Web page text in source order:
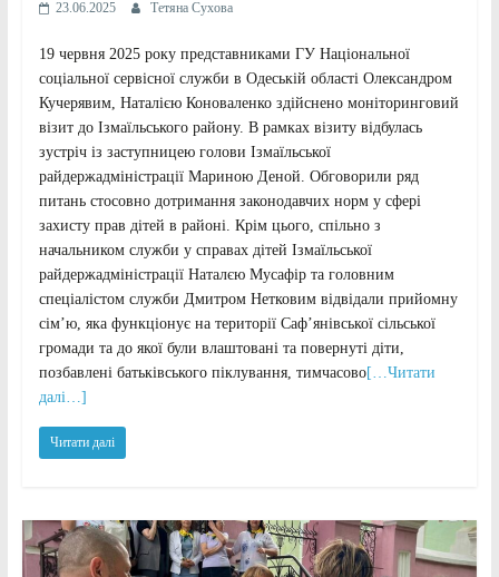
23.06.2025 Тетяна Сухова
19 червня 2025 року представниками ГУ Національної
соціальної сервісної служби в Одеській області Олександром
Кучерявим, Наталією Коноваленко здійснено моніторинговий
візит до Ізмаїльського району. В рамках візиту відбулась
зустріч із заступницею голови Ізмаїльської
райдержадміністрації Мариною Деной. Обговорили ряд
питань стосовно дотримання законодавчих норм у сфері
захисту прав дітей в районі. Крім цього, спільно з
начальником служби у справах дітей Ізмаїльської
райдержадміністрації Наталєю Мусафір та головним
спеціалістом служби Дмитром Нетковим відвідали прийомну
сім’ю, яка функціонує на території Саф’янівської сільської
громади та до якої були влаштовані та повернуті діти,
позбавлені батьківського піклування, тимчасово[…Читати
далі…]
Читати далі